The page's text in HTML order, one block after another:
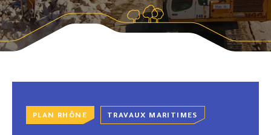
PLAN RHÔNE TRAVAUX MARITIMES